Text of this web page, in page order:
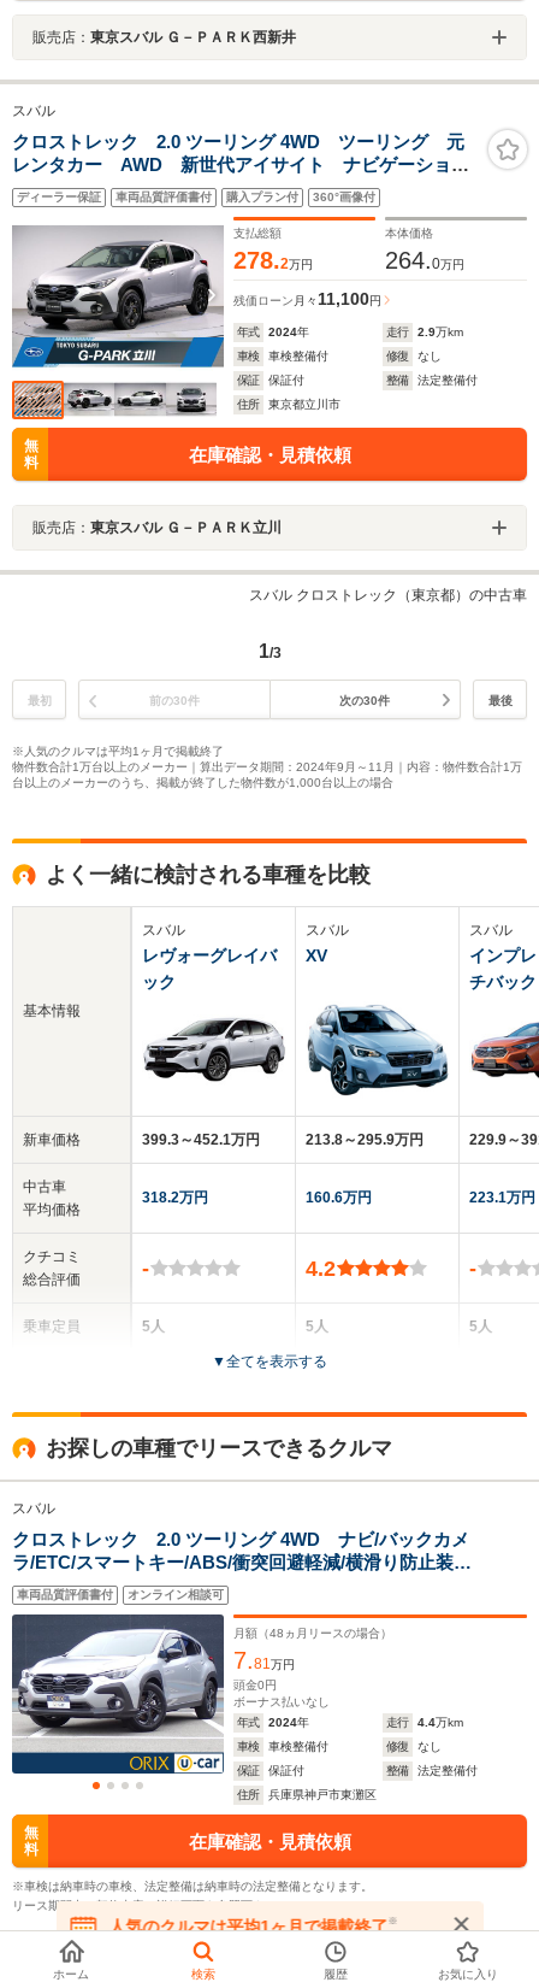
販売店： 東京スバル Ｇ－ＰＡＲＫ西新井
スバル
クロストレック 2.0 ツーリング 4WD ツーリング 元
レンタカー AWD 新世代アイサイト ナビゲーション
機能 11.6インチセンターインフォメーションディスプレ
イ 全周囲カメラ ステアリングヒーター&Fシートヒー
ター EТC
ディーラー保証 車両品質評価書付 購入プラン付 360°画像付
支払総額
278.2万円
本体価格
264.0万円
残価ローン 月々 11,100円
年式 2024年 走行 2.9万km
車検
車検整備付 修復
なし
保証
保証付 整備
法定整備付
住所
東京都立川市
無
料
在庫確認・見積依頼
販売店： 東京スバル Ｇ－ＰＡＲＫ立川
スバル クロストレック（東京都）の中古車
1/3
最初 前の30件 次の30件 最後
※人気のクルマは平均1ヶ月で掲載終了
物件数合計1万台以上のメーカー｜算出データ期間：2024年9月～11月｜内容：物件数合計1万
台以上のメーカーのうち、掲載が終了した物件数が1,000台以上の場合
よく一緒に検討される車種を比較
基本情報
新車価格
中古車
平均価格
クチコミ
総合評価
乗車定員
サイズ
WLTCモード
燃費
排気量
スバル
レヴォーグレイバ
ック
399.3～452.1万円
318.2万円
-
5人
全高
1.55m～1.57m
全幅
1.82m
4.74m～4.77m
ホイールベース
-m
13.6～19.0km/L
└市街地:10.0～
└郊外:14.5～
20.6km/L
└高速道路:15.3～
19.7km/L
1795～2498cc
スバル
XV
213.8～295.9万円
160.6万円
4.2
5人
5ドア
全高
1.55m～1.58m
全幅
1.8m
13.3～15.0km/L
└市街地:9.6～
└郊外:13.9～
15.5km/L
└高速道路:15.4～
16.8km/L
1599～1995cc
スバル
インプ
チバック
229.9～
223.1万円
-
5人
13.6～
18.2km/L
1995cc
▼全てを表示する
お探しの車種でリースできるクルマ
スバル
クロストレック 2.0 ツーリング 4WD ナビ/バックカメ
ラ/ETC/スマートキー/ABS/衝突回避軽減/横滑り防止装
置/PS/PW
車両品質評価書付 オンライン相談可
月額（48 ヵ月リースの場合）
7.81万円
頭金0 円
ボーナス払いなし
年式
2024年 走行 4.4万km
車検
車検整備付 修復
なし
保証
保証付 整備
法定整備付
住所
兵庫県神戸市東灘区
無
料
在庫確認・見積依頼
※車検は納車時の車検、法定整備は納車時の法定整備となります。
リース期間中の契約内容は詳細画面を参照下さい。
人気のクルマは平均1ヶ月で掲載終了※
在庫が無くなる前にお問い合わせください
ホーム 検索 履歴 お気に入り